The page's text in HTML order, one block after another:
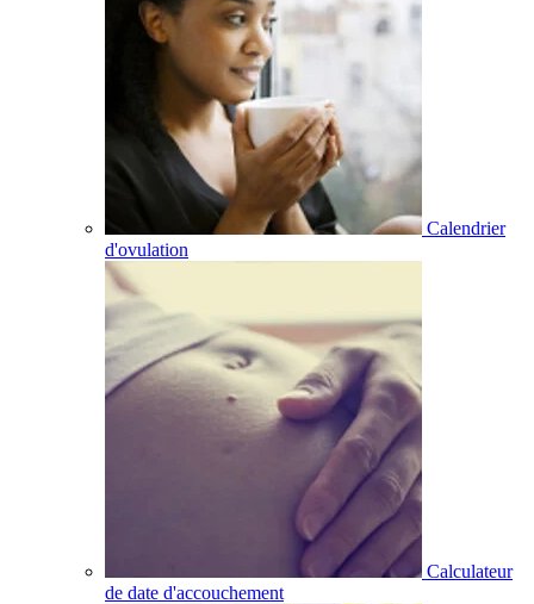
Calendrier
d'ovulation
Calculateur
de date d'accouchement